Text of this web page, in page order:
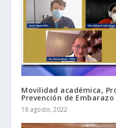
Movilidad académica,
Prevención de
18 agosto, 2022